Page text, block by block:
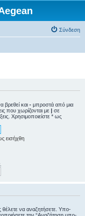
Σύνδεση
βρεθεί και - μπροστά από μια
που χωρίζονται με | σε
Χρησιμοποιείστε * ως
εισήχθη
θέλετε να αναζητήσετε. Υπο-